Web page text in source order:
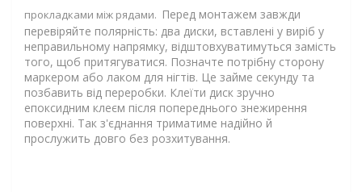
прокладками між рядами. Перед монтажем завжди
перевіряйте полярність: два диски, вставлені у виріб у
неправильному напрямку, відштовхуватимуться замість
того, щоб притягуватися. Позначте потрібну сторону
маркером або лаком для нігтів. Це займе секунду та
позбавить від переробки. Клеїти диск зручно
епоксидним клеєм після попереднього знежирення
поверхні. Так з'єднання триматиме надійно й
прослужить довго без розхитування.